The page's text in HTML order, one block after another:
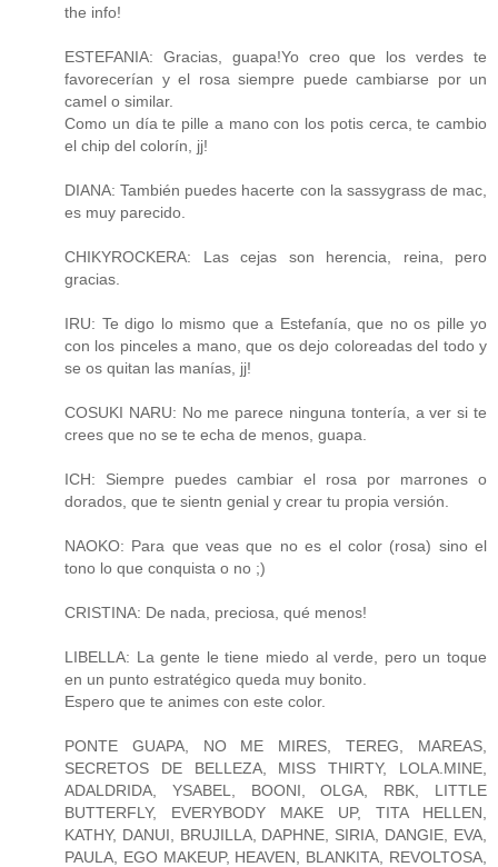
the info!
ESTEFANIA: Gracias, guapa!Yo creo que los verdes te
favorecerían y el rosa siempre puede cambiarse por un
camel o similar.
Como un día te pille a mano con los potis cerca, te cambio
el chip del colorín, jj!
DIANA: También puedes hacerte con la sassygrass de mac,
es muy parecido.
CHIKYROCKERA: Las cejas son herencia, reina, pero
gracias.
IRU: Te digo lo mismo que a Estefanía, que no os pille yo
con los pinceles a mano, que os dejo coloreadas del todo y
se os quitan las manías, jj!
COSUKI NARU: No me parece ninguna tontería, a ver si te
crees que no se te echa de menos, guapa.
ICH: Siempre puedes cambiar el rosa por marrones o
dorados, que te sientn genial y crear tu propia versión.
NAOKO: Para que veas que no es el color (rosa) sino el
tono lo que conquista o no ;)
CRISTINA: De nada, preciosa, qué menos!
LIBELLA: La gente le tiene miedo al verde, pero un toque
en un punto estratégico queda muy bonito.
Espero que te animes con este color.
PONTE GUAPA, NO ME MIRES, TEREG, MAREAS,
SECRETOS DE BELLEZA, MISS THIRTY, LOLA.MINE,
ADALDRIDA, YSABEL, BOONI, OLGA, RBK, LITTLE
BUTTERFLY, EVERYBODY MAKE UP, TITA HELLEN,
KATHY, DANUI, BRUJILLA, DAPHNE, SIRIA, DANGIE, EVA,
PAULA, EGO MAKEUP, HEAVEN, BLANKITA, REVOLTOSA,